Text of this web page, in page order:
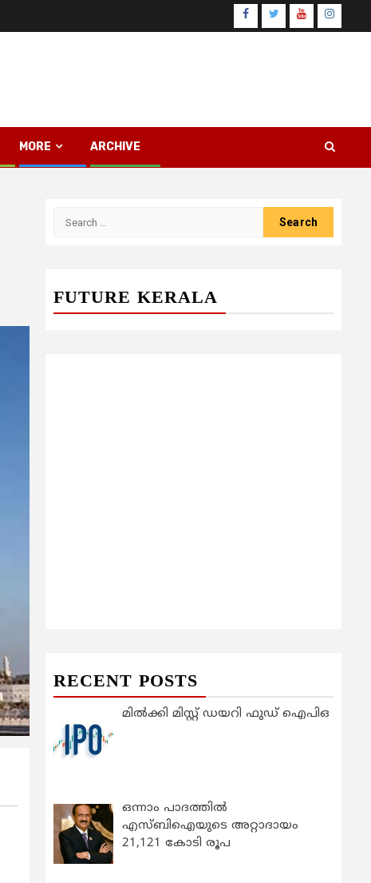
Facebook
TwitterYoutube
MORE ARCHIVE
FUTURE KERALA
RECENT POSTS
മിൽക്കി മിസ്റ്റ് ഡയറി ഫുഡ് ഐപിഒ
ഒന്നാം പാദത്തിൽ
എസ്ബിഐയുടെ അറ്റാദായം
21,121 കോടി രൂപ